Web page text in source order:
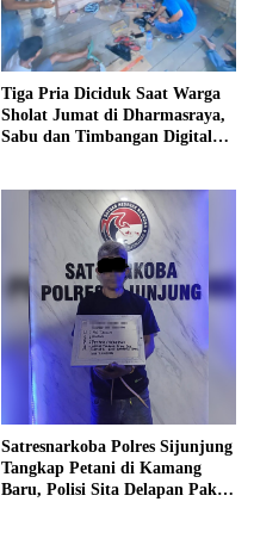
Tiga Pria Diciduk Saat Warga
Sholat Jumat di Dharmasraya,
Sabu dan Timbangan Digital
Satresnarkoba Polres Sijunjung
Tangkap Petani di Kamang
Baru, Polisi Sita Delapan Paket